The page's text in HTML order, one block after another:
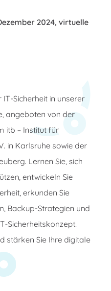
2024, virtuelle
Sicherheit in unserer
angeboten von der
itb – Institut für
in Karlsruhe sowie der
Lernen Sie, sich
entwickeln Sie
erkunden Sie
Backup-Strategien und
Sicherheitskonzept.
stärken Sie Ihre digitale